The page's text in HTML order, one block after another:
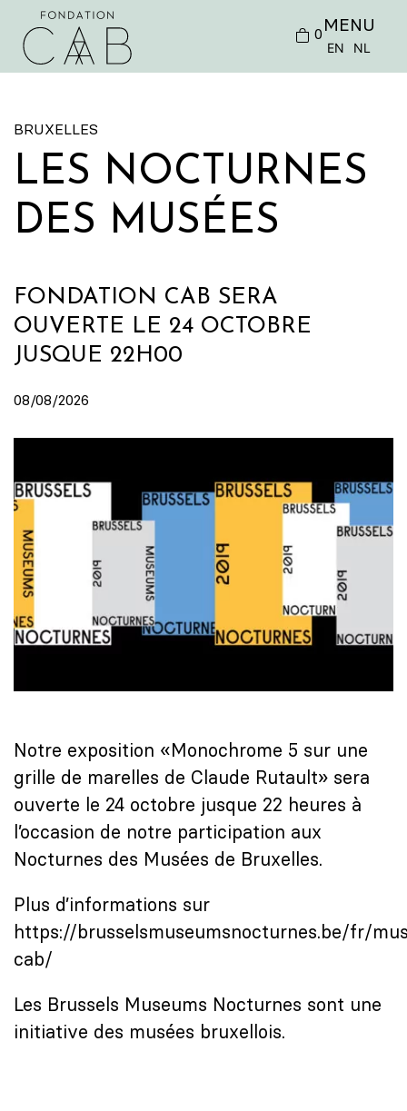
0 MENU
EN NL
BRUXELLES
LES NOCTURNES
DES MUSÉES
FONDATION CAB SERA
OUVERTE LE 24 OCTOBRE
JUSQUE 22H00
08/08/2026
Notre exposition «Monochrome 5 sur une
grille de marelles de Claude Rutault» sera
ouverte le 24 octobre jusque 22 heures à
l’occasion de notre participation aux
Nocturnes des Musées de Bruxelles.
Plus d’informations sur
https://brusselsmuseumsnocturnes.be/fr/
cab/
Les Brussels Museums Nocturnes sont une
initiative des musées bruxellois.